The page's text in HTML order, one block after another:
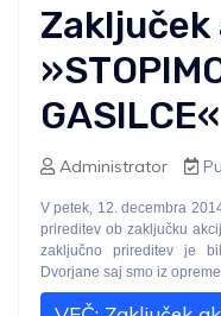
Zaključek
GASILCE«
Administrator
V petek, 12. decembra
prireditev ob zaključku
zaključno prireditev je
Dvorjane saj smo iz